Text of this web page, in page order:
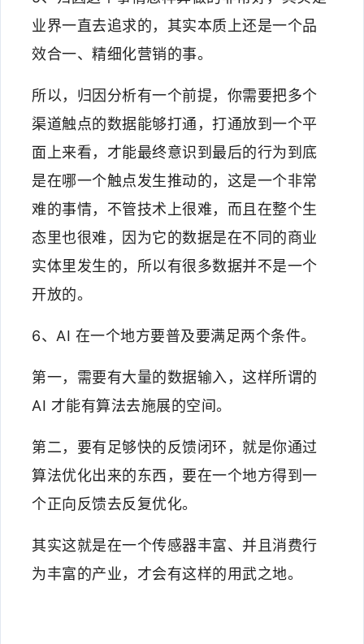
业界一直去追求的，其实本质上还是一个品
效合一、精细化营销的事。
所以，归因分析有一个前提，你需要把多个
渠道触点的数据能够打通，打通放到一个平
面上来看，才能最终意识到最后的行为到底
是在哪一个触点发生推动的，这是一个非常
难的事情，不管技术上很难，而且在整个生
态里也很难，因为它的数据是在不同的商业
实体里发生的，所以有很多数据并不是一个
开放的。
6、AI 在一个地方要普及要满足两个条件。
第一，需要有大量的数据输入，这样所谓的
AI 才能有算法去施展的空间。
第二，要有足够快的反馈闭环，就是你通过
算法优化出来的东西，要在一个地方得到一
个正向反馈去反复优化。
其实这就是在一个传感器丰富、并且消费行
为丰富的产业，才会有这样的用武之地。